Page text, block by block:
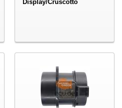
Display/Cruscotto